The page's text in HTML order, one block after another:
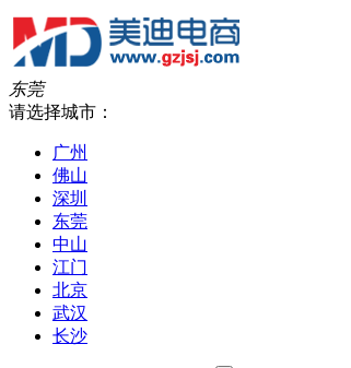
东莞
请选择城市：
广州
佛山
深圳
东莞
中山
江门
北京
武汉
长沙